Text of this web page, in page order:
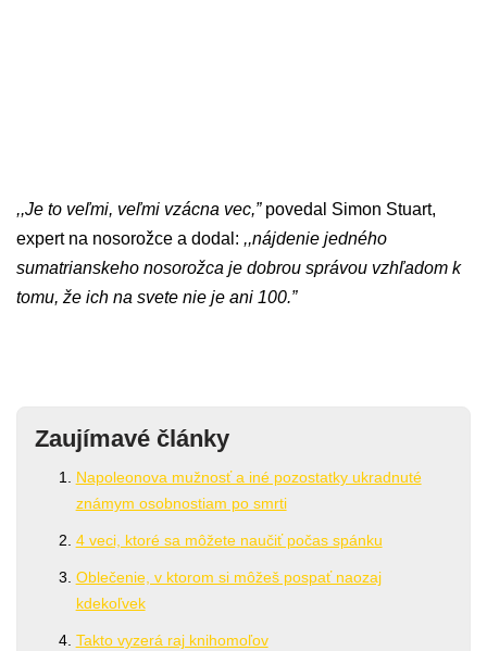
,,Je to veľmi, veľmi vzácna vec,”povedal Simon Stuart,
expert na nosorožce a dodal: ,,nájdenie jedného
sumatrianskeho nosorožca je dobrou správou vzhľadom k
tomu, že ich na svete nie je ani 100.”
Zaujímavé články
Napoleonova mužnosť a iné pozostatky ukradnuté
známym osobnostiam po smrti
4 veci, ktoré sa môžete naučiť počas spánku
Oblečenie, v ktorom si môžeš pospať naozaj
kdekoľvek
Takto vyzerá raj knihomoľov